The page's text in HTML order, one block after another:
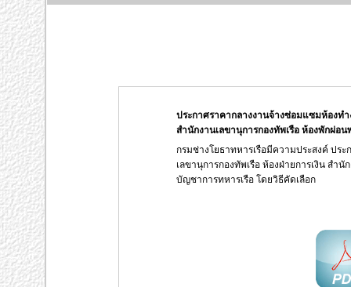
ประกาศราคากลางงานจ้างซ่อมแซมห้องทำ
สำนักงานเลขานุการกองทัพเรือ ห้องพักผ่อ
กรมช่างโยธาทหารเรือมีความประสงค์ ปร
เลขานุการกองทัพเรือ ห้องฝ่ายการเงิน สำ
บัญชาการทหารเรือ โดยวิธีคัดเลือก